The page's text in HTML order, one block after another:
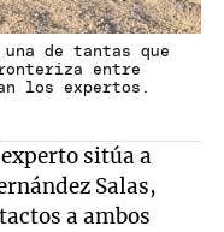
una de tantas que
entre
los expertos.
sitúa a
Salas,
a ambos